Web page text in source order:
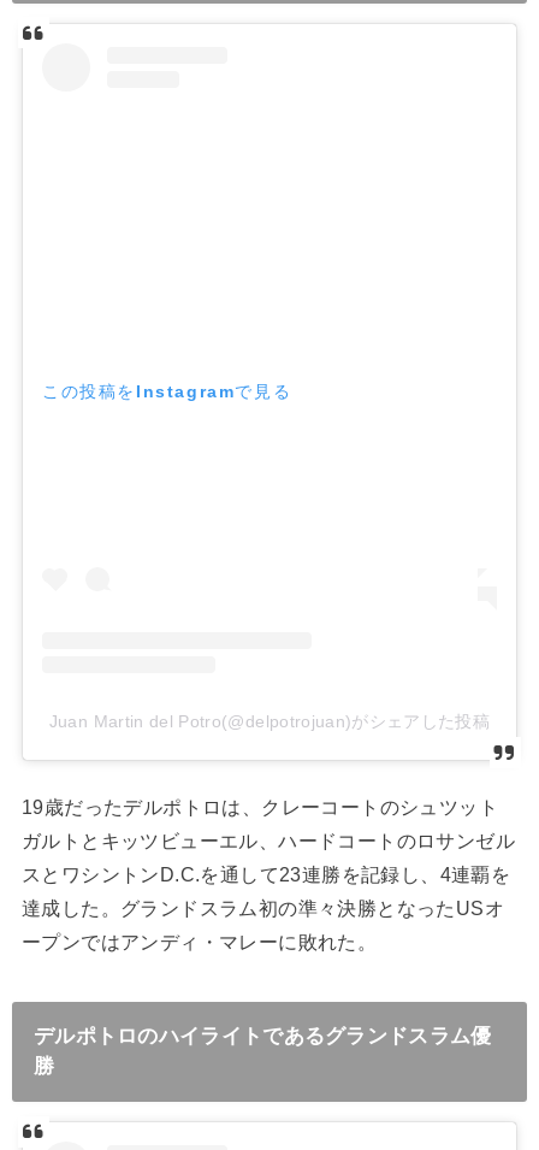
この投稿をInstagramで見る
Juan Martin del Potro(@delpotrojuan)がシェアした投稿
19歳だったデルポトロは、クレーコートのシュツット
ガルトとキッツビューエル、ハードコートのロサンゼル
スとワシントン D.C.を通して23連勝を記録し、 4連覇を
達成した。グランドスラム初の準々決勝となった USオ
ープンではアンディ・マレーに敗れた。
デルポトロのハイライトであるグランドスラム優
勝